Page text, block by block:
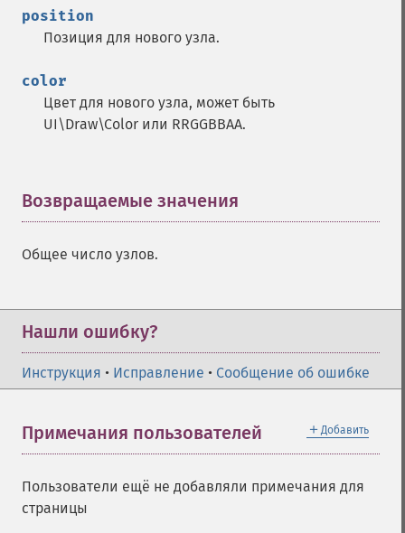
position
Позиция для нового узла.
color
Цвет для нового узла, может быть
UI\Draw\Color или RRGGBBAA.
Возвращаемые значения
Общее число узлов.
Нашли ошибку?
Инструкция • Исправление • Сообщение об ошибке
＋ Добавить
Примечания пользователей
Пользователи ещё не добавляли примечания для
страницы